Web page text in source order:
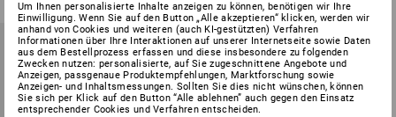
Um Ihnen personalisierte Inhalte anzeigen zu können, benötigen wir Ihre
Einwilligung. Wenn Sie auf den Button „Alle akzeptieren“ klicken, werden wir
anhand von Cookies und weiteren (auch KI-gestützten) Verfahren
Informationen über Ihre Interaktionen auf unserer Internetseite sowie Daten
aus dem Bestellprozess erfassen und diese insbesondere zu folgenden
Zwecken nutzen: personalisierte, auf Sie zugeschnittene Angebote und
Anzeigen, passgenaue Produktempfehlungen, Marktforschung sowie
Anzeigen- und Inhaltsmessungen. Sollten Sie dies nicht wünschen, können
Sie sich per Klick auf den Button “Alle ablehnen” auch gegen den Einsatz
entsprechender Cookies und Verfahren entscheiden.